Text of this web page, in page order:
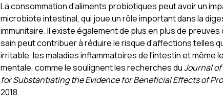
La consommation d'aliments probiotiques peut avoir un
microbiote intestinal, qui joue un rôle important dans la
immunitaire. Il existe également de plus en plus de
sain peut contribuer à réduire le risque d'affections telles
irritable, les maladies inflammatoires de l'intestin et même
mentale, comme le soulignent les recherches duJournal
for Substantiating the Evidence for Beneficial Effects of
2018.